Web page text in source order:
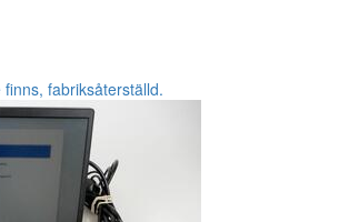
fabriksåterställd.